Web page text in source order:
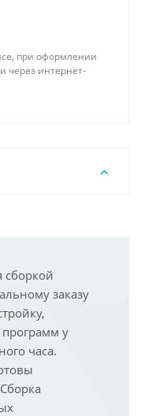
при оформлении
через интернет-
сборкой
заказу
программ у
часа.